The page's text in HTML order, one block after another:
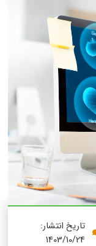
تاریخ انتشار:
1403/10/24